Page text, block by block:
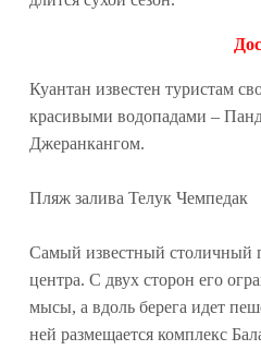
Куантан известен туристам
красивыми водопадами –
Джеранкангом.
Пляж залива Телук Чемпедак
Самый известный столичный
центра. С двух сторон его
мысы, а вдоль берега идет
ней размещается комплекс